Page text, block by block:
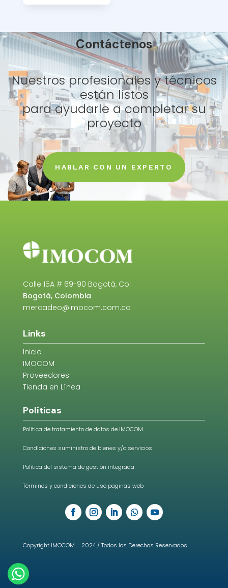
Contáctenos
Nuestros profesionales y técnicos
están listos
para ayudarle a completar su
proyecto
HABLAR CON UN EXPERTO
Calle 15A # 69-90 Bogotá, Col
Bogotá, Colombia
mercadeo@imocom.com.co
Links
Inicio
IMOCOM
Proveedores
Tienda en Línea
Políticas
Política de tratamiento de datos de IMOCOM
Condiciones suministro de bienes y/o servicios
Política del sistema de gestión integrada
Términos y condiciones de uso paginas web
Copyright IMOCOM – 2024 / Todos los Derechos Reservados